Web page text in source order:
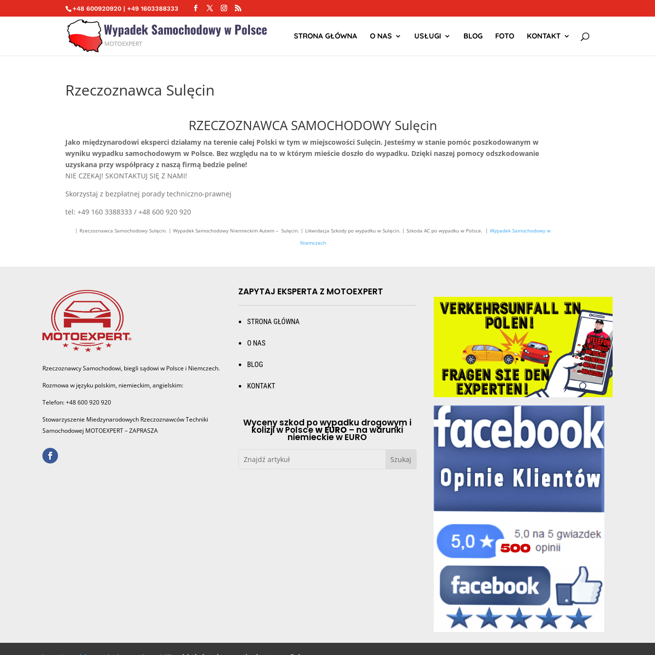
+48 600920920 | +49 1603388333
STRONA GŁÓWNA O NAS USŁUGI BLOG FOTO KONTAKT
Rzeczoznawca Sulęcin
RZECZOZNAWCA SAMOCHODOWY Sulęcin
Jako międzynarodowi eksperci działamy na terenie całej Polski w tym w miejscowości Sulęcin. Jesteśmy w stanie pomóc poszkodowanym w
wyniku wypadku samochodowym w Polsce. Bez względu na to w którym mieście doszło do wypadku. Dzięki naszej pomocy odszkodowanie
uzyskana przy współpracy z naszą firmą bedzie pelne!
NIE CZEKAJ! SKONTAKTUJ SIĘ Z NAMI!
Skorzystaj z bezpłatnej porady techniczno-prawnej
tel: +49 160 3388333 / +48 600 920 920
| Rzeczoznawca Samochodowy Sulęcin. | Wypadek Samochodowy Niemieckim Autem – Sulęcin. | Likwidacja Szkody po wypadku w Sulęcin. | Szkoda AC po wypadku w Polsce. |Wypadek Samochodowy w
Niemczech
Rzeczoznawcy Samochodowi, biegli sądowi w Polsce i Niemczech.
Rozmowa w języku polskim, niemieckim, angielskim:
Telefon: +48 600 920 920
Stowarzyszenie Miedzynarodowych Rzeczoznawców Techniki
Samochodowej MOTOEXPERT – ZAPRASZA
ZAPYTAJ EKSPERTA Z MOTOEXPERT
STRONA GŁÓWNA
O NAS
BLOG
KONTAKT
Wyceny szkod po wypadku drogowym i
kolizji w Polscew EURO – na warunki
niemieckie w EURO